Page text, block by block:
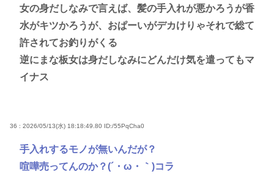
女の身だしなみで言えば、髪の手入れが悪かろうが香
水がキツかろうが、おぱーいがデカけりゃそれで総て
許されてお釣りがくる
逆にまな板女は身だしなみにどんだけ気を遣ってもマ
イナス
36 : 2026/05/13(水) 18:18:49.80 ID:/55PqCha0
手入れするモノが無いんだが？
喧嘩売ってんのか？(´・ω・｀)コラ